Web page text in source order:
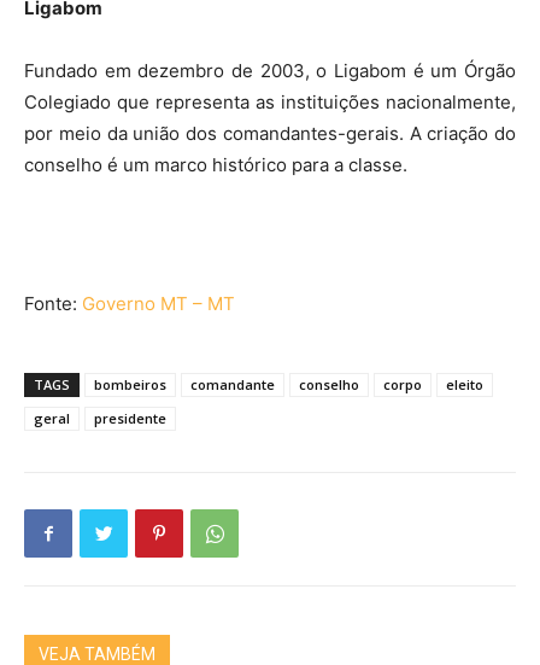
Ligabom
Fundado em dezembro de 2003, o Ligabom é um Órgão
Colegiado que representa as instituições nacionalmente,
por meio da união dos comandantes-gerais. A criação do
conselho é um marco histórico para a classe.
Fonte: Governo MT – MT
TAGS bombeiros comandante conselho corpo
eleito
geral
presidente
VEJA TAMBÉM